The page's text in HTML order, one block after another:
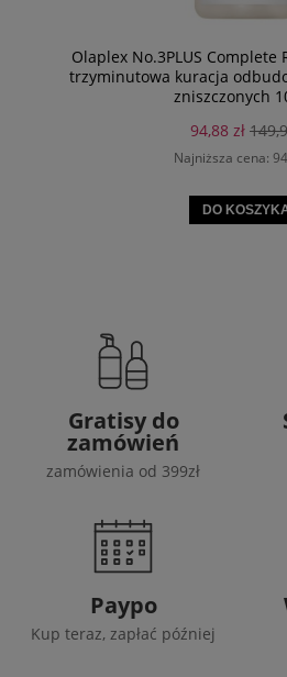
Olaplex No.3PLUS
trzyminutowa kuracja
zniszczonych
94,88 zł
Najniższa cena:
DO
Gratisy do
zamówień
zamówienia od 399zł
Paypo
Kup teraz, zapłać później